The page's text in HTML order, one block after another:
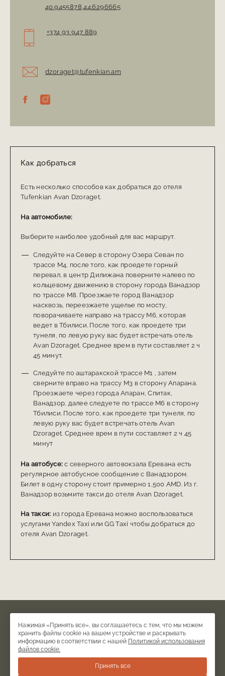
Нажимая «Принять все», вы соглашаетесь с тем, что мы можем
хранить файлы cookie на вашем устройстве и раскрывать
информацию в соответствии с нашей Политикой использования
файлов cookie.
Принять все
Координаты:
40.9455878,44.6296665
+374 93 947 889
dzoraget@tufenkian.am
Как добраться
Есть несколько способов как добраться до отеля
Tufenkian Avan Dzoraget.
На автомобиле:
Выберите наиболее удобный для вас маршрут.
Следуйте на Север в сторону Озера Севан по
трассе M4, после того, как проедете горный
перевал, в центр Дилижана поверните налево по
кольцевому движению в сторону города Ванадзор
по трассе М8. Проезжаете город Ванадзор
насквозь, переезжаете ущелье по мосту,
поворачиваете направо на трассу М6, которая
ведет в Тбилиси. После того, как проедете три
тунеля, по левую руку вас будет встречать отель
Avan Dzoraget. Среднее врем в пути составляет 2 ч
45 минут.
Следуйте по аштаракской трассе М1 , затем
сверните вправо на трассу M3 в сторону Апарана.
Проезжаете через города Апаран, Спитак,
Ванадзор, далее следуете по трассе M6 в сторону
Тбилиси. После того, как проедете три тунеля, по
левую руку вас будет встречать отель Avan
Dzoraget. Среднее врем в пути составляет 2 ч 45
минут
На автобусе: с северного автовокзала Еревана есть
регулярное автобусное сообщение с Ванадзором.
Билет в одну сторону стоит примерно 1,500 AMD. Из г.
Ванадзор возьмите такси до отеля Avan Dzoraget.
На такси: из города Еревана можно воспользоваться
услугами Yandex Taxi или GG Taxi чтобы добраться до
отеля Avan Dzoraget.
© Бутик отель и ресторан ТУФЕНКЯН АВАН ДЗОРАГЕТ, 2026
Официальный сайт.
+374 93 947 889